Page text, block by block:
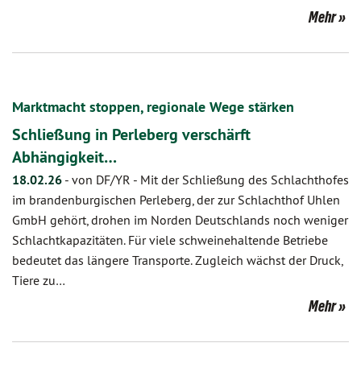
Mehr
Marktmacht stoppen, regionale Wege stärken
Schließung in Perleberg verschärft
Abhängigkeit…
18.02.26 - von DF/YR - Mit der Schließung des Schlachthofes
im brandenburgischen Perleberg, der zur Schlachthof Uhlen
GmbH gehört, drohen im Norden Deutschlands noch weniger
Schlachtkapazitäten. Für viele schweinehaltende Betriebe
bedeutet das längere Transporte. Zugleich wächst der Druck,
Tiere zu…
Mehr